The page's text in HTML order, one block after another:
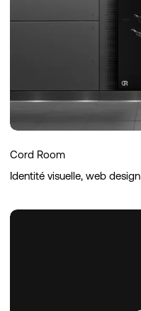
Cord Room
Identité visuelle, web design
Origines